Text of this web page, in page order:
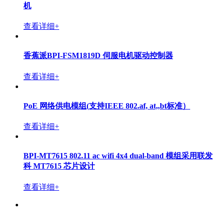
机
查看详细+
香蕉派BPI-FSM1819D 伺服电机驱动控制器
查看详细+
PoE 网络供电模组(支持IEEE 802.af, at,,bt标准）
查看详细+
BPI-MT7615 802.11 ac wifi 4x4 dual-band 模组采用联发
科 MT7615 芯片设计
查看详细+